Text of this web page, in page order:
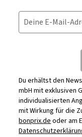
Deine E-Mail-
Du erhältst den
mbH mit exklusiven
individualisierten
mit Wirkung für die
bonprix.deoder am